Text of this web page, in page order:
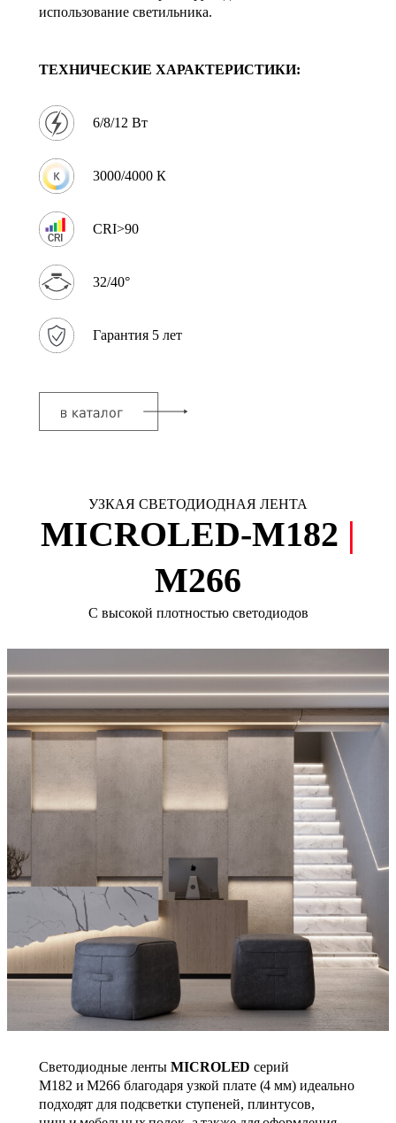
использование светильника.
ТЕХНИЧЕСКИЕ ХАРАКТЕРИСТИКИ:
6/8/12 Вт
3000/4000 К
CRI>90
32/40°
Гарантия 5 лет
УЗКАЯ СВЕТОДИОДНАЯ ЛЕНТА
MICROLED-М182 |
M266
С высокой плотностью светодиодов
Светодиодные лентыMICROLED серий
М182 и M266 благодаря узкой плате (4 мм) идеально
подходят для подсветки ступеней, плинтусов,